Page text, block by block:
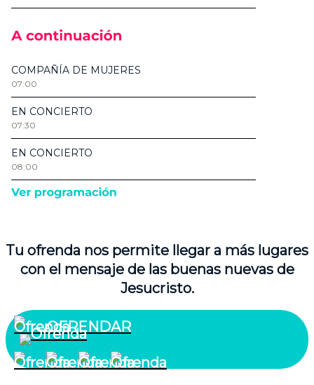
Tu ofrenda nos permite llegar a más lugares
con el mensaje de las buenas nuevas de
Jesucristo.
OFRENDAR